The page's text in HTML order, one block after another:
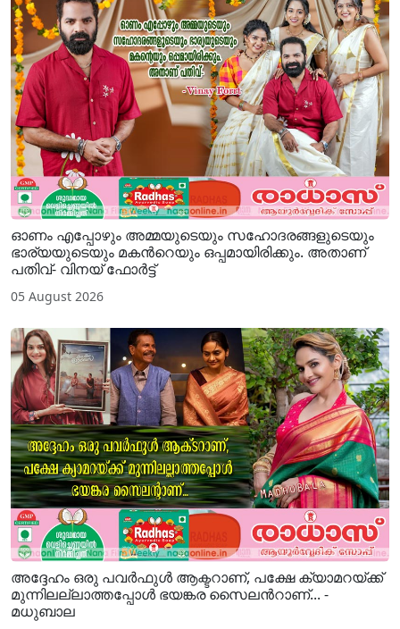
ഓണം എപ്പോഴും അമ്മയുടെയും സഹോദരങ്ങളുടെയും
ഭാര്യയുടെയും മകന്‍റെയും ഒപ്പമായിരിക്കും. അതാണ്
പതിവ്- വിനയ് ഫോര്‍ട്ട്
05 August 2026
അദ്ദേഹം ഒരു പവര്‍ഫുള്‍ ആക്ടറാണ്, പക്ഷേ ക്യാമറയ്ക്ക്
മുന്നിലല്ലാത്തപ്പോള്‍ ഭയങ്കര സൈലന്‍റാണ്... -
മധുബാല